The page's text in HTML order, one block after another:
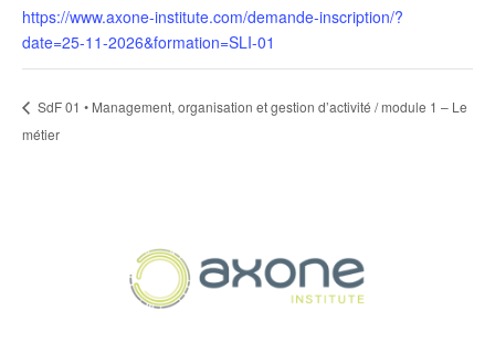
https://www.axone-institute.com/demande-inscription/?
date=25-11-2026&formation=SLI-01
SdF 01 • Management, organisation et gestion d’activité / module 1 – Le
métier